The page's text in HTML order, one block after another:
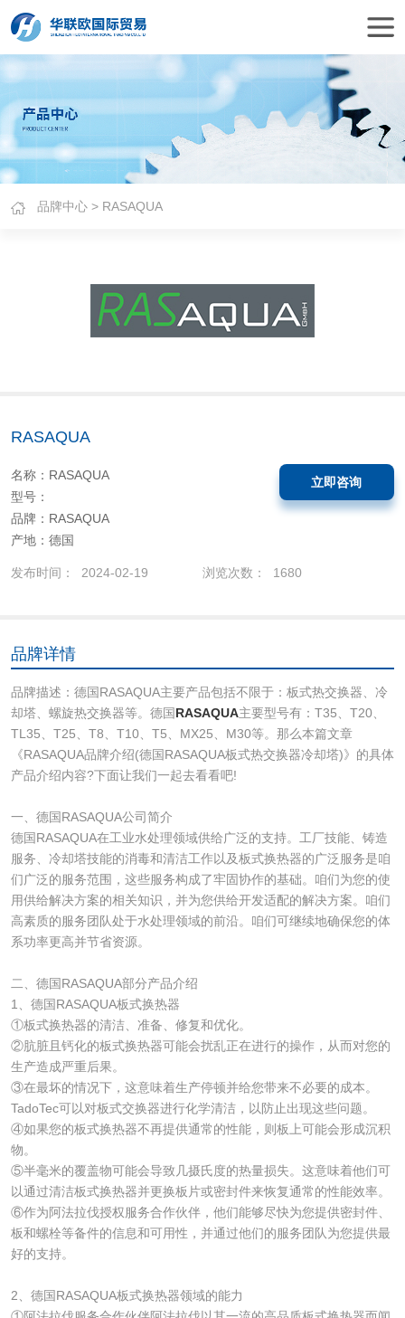
品牌中心 > RASAQUA
RASAQUA
名称：RASAQUA
型号：
品牌：RASAQUA
产地：德国
立即咨询
发布时间： 2024-02-19 浏览次数： 1680
品牌详情
​品牌描述：德国RASAQUA主要产品包括不限于：板式热交换器、冷
却塔、螺旋热交换器等。德国RASAQUA主要型号有：T35、T20、
TL35、T25、T8、T10、T5、MX25、M30等。那么本篇文章
《RASAQUA品牌介绍(德国RASAQUA板式热交换器冷却塔)》的具体
产品介绍内容?下面让我们一起去看看吧!
一、德国RASAQUA公司简介
德国RASAQUA在工业水处理领域供给广泛的支持。工厂技能、铸造
服务、冷却塔技能的消毒和清洁工作以及板式换热器的广泛服务是咱
们广泛的服务范围，这些服务构成了牢固协作的基础。咱们为您的使
用供给解决方案的相关知识，并为您供给开发适配的解决方案。咱们
高素质的服务团队处于水处理领域的前沿。咱们可继续地确保您的体
系功率更高并节省资源。
二、德国RASAQUA部分产品介绍
1、德国RASAQUA板式换热器
①板式换热器的清洁、准备、修复和优化。
②肮脏且钙化的板式换热器可能会扰乱正在进行的操作，从而对您的
生产造成严重后果。
③在最坏的情况下，这意味着生产停顿并给您带来不必要的成本。
TadoTec可以对板式交换器进行化学清洁，以防止出现这些问题。
④如果您的板式换热器不再提供通常的性能，则板上可能会形成沉积
物。
⑤半毫米的覆盖物可能会导致几摄氏度的热量损失。这意味着他们可
以通过清洁板式换热器并更换板片或密封件来恢复通常的性能效率。
⑥作为阿法拉伐授权服务合作伙伴，他们能够尽快为您提供密封件、
板和螺栓等备件的信息和可用性，并通过他们的服务团队为您提供最
好的支持。
2、德国RASAQUA板式换热器领域的能力